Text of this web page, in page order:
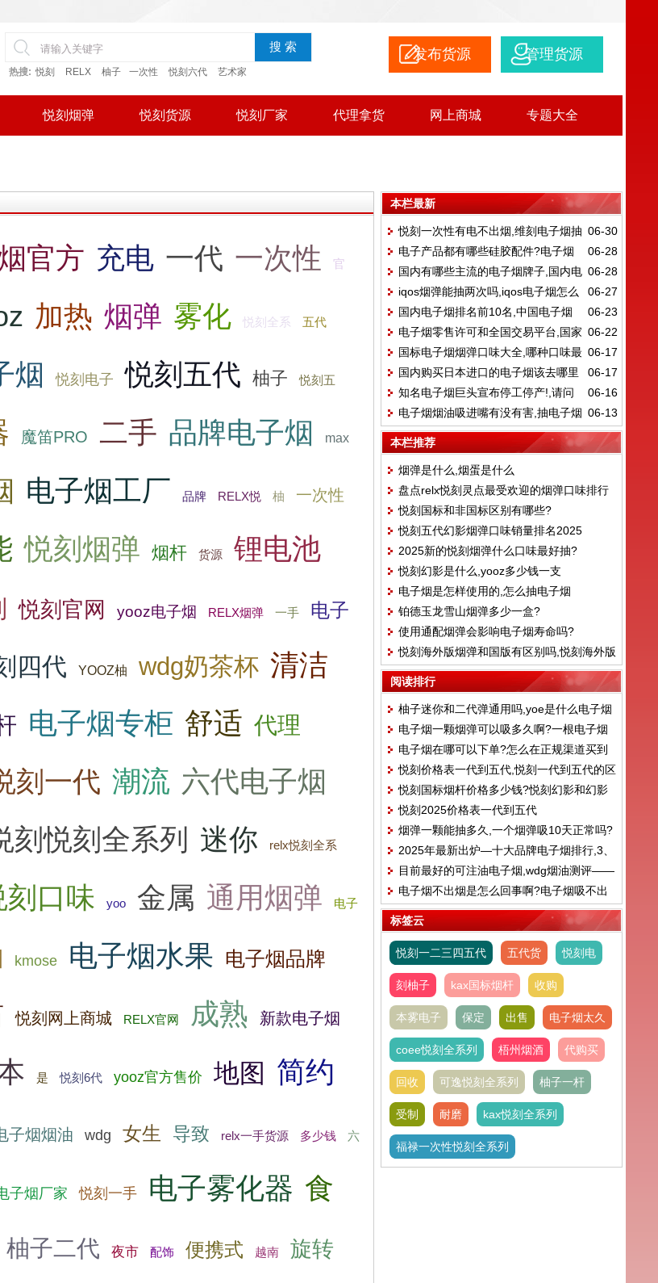
搜 索
热搜: 悦刻 RELX 柚子 一次性 悦刻六代 艺术家
发布货源 管理货源
悦刻烟弹 悦刻货源 悦刻厂家 代理拿货 网上商城 专题大全
官方 充电 一代 一次性 官
加热 烟弹 雾化 悦刻全系 五代
烟 悦刻电子 悦刻五代 柚子 悦刻五
魔笛PRO 二手 品牌电子烟 max
电子烟工厂 品牌 RELX悦 柚 一次性
悦刻烟弹 烟杆 货源
锂电池
悦刻官网 yooz电子烟 RELX烟弹 一手 电子
四代 YOOZ柚 wdg奶茶杯 清洁
电子烟专柜 舒适 代理
刻一代 潮流 六代电子烟
刻悦刻全系列 迷你 relx悦刻全系
刻口味 yoo 金属 通用烟弹 电子
kmose 电子烟水果 电子烟品牌
悦刻网上商城 RELX官网 成熟 新款电子烟
是 悦刻6代 yooz官方售价 地图 简约
子烟烟油 wdg 女生 导致 relx一手货源 多少钱 六
子烟厂家 悦刻一手 电子雾化器 食
柚子二代 夜市 配饰 便携式 越南 旋转
本栏最新
06-30
悦刻一次性有电不出烟,维刻电子烟抽
不出来烟
06-28
电子产品都有哪些硅胶配件?电子烟
是什么
06-28
国内有哪些主流的电子烟牌子,国内电
子烟排名前10名
06-27
iqos烟弹能抽两次吗,iqos电子烟怎么
使用?
06-23
国内电子烟排名前10名,中国电子烟
品牌总共有哪些?
06-22
电子烟零售许可和全国交易平台,国家
统一电子烟交易平台里面的价格
06-17
国标电子烟烟弹口味大全,哪种口味最
好抽?
06-17
国内购买日本进口的电子烟该去哪里
找,yooz怎么购买
06-16
知名电子烟巨头宣布停工停产!,请问
电子烟还能做吗?
06-13
电子烟烟油吸进嘴有没有害,抽电子烟
抽到兽邦邦怎么办
本栏推荐
烟弹是什么,烟蛋是什么
盘点relx悦刻灵点最受欢迎的烟弹口味排行
榜！
悦刻国标和非国标区别有哪些?
悦刻五代幻影烟弹口味销量排名2025
2025新的悦刻烟弹什么口味最好抽?
悦刻幻影是什么,yooz多少钱一支
电子烟是怎样使用的,怎么抽电子烟
铂德玉龙雪山烟弹多少一盒?
使用通配烟弹会影响电子烟寿命吗?
悦刻海外版烟弹和国版有区别吗,悦刻海外版
烟弹真假
阅读排行
柚子迷你和二代弹通用吗,yoe是什么电子烟
电子烟一颗烟弹可以吸多久啊?一根电子烟
能抽多长时间
电子烟在哪可以下单?怎么在正规渠道买到
合格的电子烟
悦刻价格表一代到五代,悦刻一代到五代的区
别
悦刻国标烟杆价格多少钱?悦刻幻影和幻影
pro区别
悦刻2025价格表一代到五代
烟弹一颗能抽多久,一个烟弹吸10天正常吗?
2025年最新出炉—十大品牌电子烟排行,3、
火器AMMO
目前最好的可注油电子烟,wdg烟油测评——
樱花可乐味
电子烟不出烟是怎么回事啊?电子烟吸不出
来烟雾怎么办
标签云
悦刻一二三四五代 五代货 悦刻电
刻柚子 kax国标烟杆 收购
本雾电子 保定 出售 电子烟太久
coee悦刻全系列 梧州烟酒 代购买
回收 可逸悦刻全系列 柚子一杆
受制 耐磨 kax悦刻全系列
福禄一次性悦刻全系列